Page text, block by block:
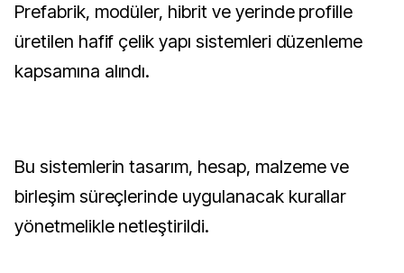
Prefabrik, modüler, hibrit ve yerinde profille
üretilen hafif çelik yapı sistemleri düzenleme
kapsamına alındı.
Bu sistemlerin tasarım, hesap, malzeme ve
birleşim süreçlerinde uygulanacak kurallar
yönetmelikle netleştirildi.